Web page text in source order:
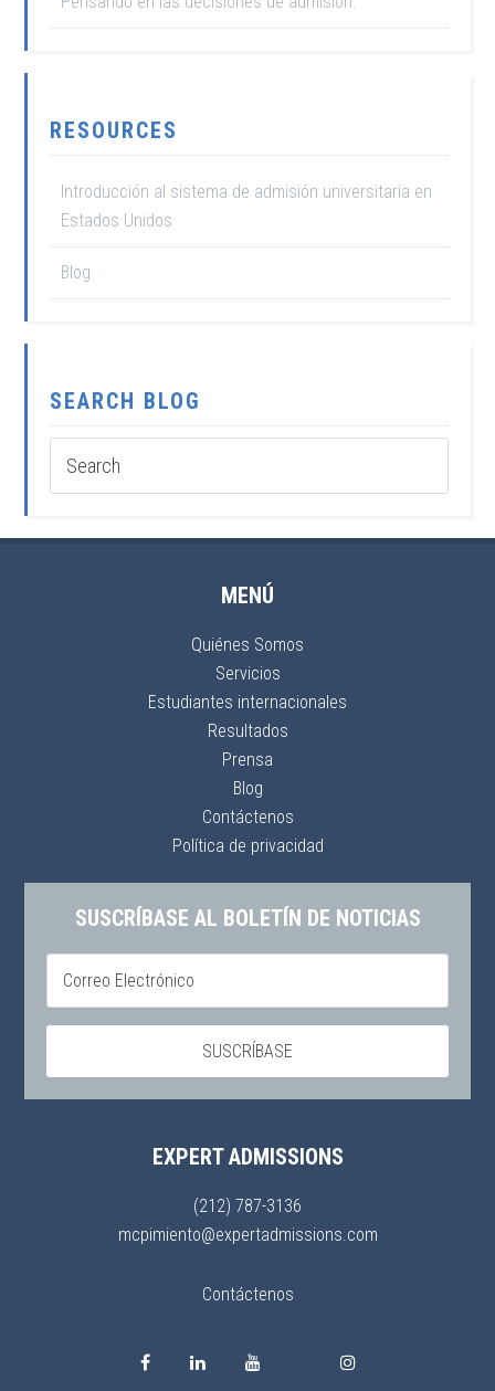
RESOURCES
Introducción al sistema de admisión universitaria en
Estados Unidos
Blog
SEARCH BLOG
MENÚ
Quiénes Somos
Servicios
Estudiantes internacionales
Resultados
Prensa
Blog
Contáctenos
Política de privacidad
SUSCRÍBASE AL BOLETÍN DE NOTICIAS
EXPERT ADMISSIONS
(212) 787-3136
mcpimiento@expertadmissions.com
Contáctenos